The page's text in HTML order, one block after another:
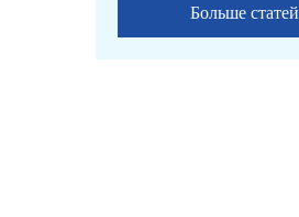
Больше статей